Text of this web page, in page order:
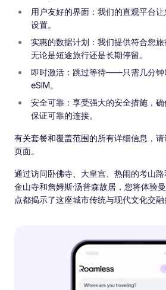
用户友好的界面：我们的直观平台
设置。
实惠的数据计划：我们提供符合您旅
无论是短途旅行还是长期停留。
即时激活：跳过等待——只需几分钟
eSIM。
安全可靠：享受强大的安全措施，
保证可靠的连接。
有关套餐和覆盖范围的所有详细信息，
页面。
通过访问卧佛寺、大皇宫、热闹的考山
金山寺和詹姆斯·汤普森故居，您将体验
点都揭示了这座城市传统与现代文化交融